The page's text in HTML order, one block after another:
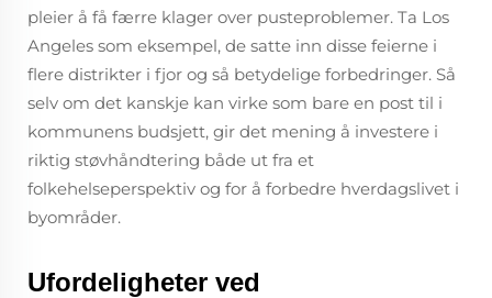
pleier å få færre klager over pusteproblemer. Ta Los
Angeles som eksempel, de satte inn disse feierne i
flere distrikter i fjor og så betydelige forbedringer. Så
selv om det kanskje kan virke som bare en post til i
kommunens budsjett, gir det mening å investere i
riktig støvhåndtering både ut fra et
folkehelseperspektiv og for å forbedre hverdagslivet i
byområder.
Ufordeligheter ved